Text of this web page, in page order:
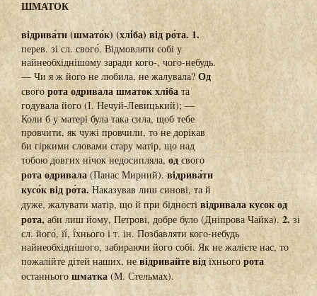
ШМАТОК
відрива́ти (шмато́к) (хлі́ба) від ро́та. 1.
перев. зі сл. свого́. Відмовляти собі у
найнеобхіднішому заради кого-, чого-небудь.
— Чи я ж його не любила, не жалувала?Од
свого рота одривала шматок хлібата
годувала його (І. Нечуй-Левицький); —
Коли б у матері була така сила, щоб тебе
провчити, як чужі провчили, то не дорікав
би гіркими словами стару матір, що над
тобою довгих нічок недосипляла, од свого
рота одривала (Панас Мирний). відрива́ти
кусо́к від ро́та. Наказував лиш синові, та й
дуже, жалувати матір, що й при бідностівідривала кусок од
рота, аби лиш йому, Петрові, добре було (Дніпрова Чайка). 2.зі
сл. його́, її́, ї́хнього і т. ін. Позбавляти кого-небудь
найнеобхіднішого, забираючи його собі. Як не жалієте нас, то
пожалійте дітей наших, невідривайтевід їхнього рота
останнього шматка(М. Стельмах).